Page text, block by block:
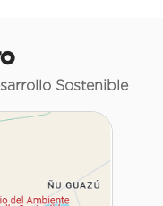
Sostenible